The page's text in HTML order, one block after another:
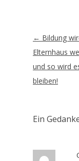
Artikel-
Navigation
← Bildung
Elternhaus
und so wird
bleiben!
Ein